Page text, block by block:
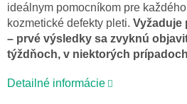
ideálnym pomocníkom pre
kozmetické defekty pleti. Vyžaduje
– prvé výsledky sa zvyknú
týždňoch, v niektorých
Detailné informácie